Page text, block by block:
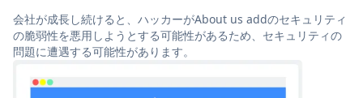
会社が成長し続けると、ハッカーがAbout us addのセキュリティ
の脆弱性を悪用しようとする可能性があるため、セキュリティの
問題に遭遇する可能性があります。